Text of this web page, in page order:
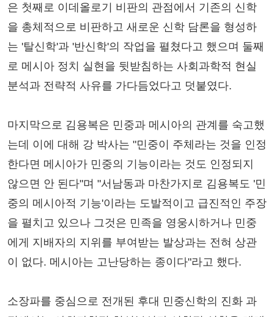
은 첫째로 이데올로기 비판의 관점에서 기존의 신학
을 총체적으로 비판하고 새로운 신학 담론을 형성하
는 '탈신학'과 '반신학'의 작업을 펼쳤다고 했으며 둘째
로 메시아 정치 실현을 뒷받침하는 사회과학적 현실
분석과 전략적 사유를 가다듬었다고 덧붙였다.
마지막으로 김용복은 민중과 메시아의 관계를 숙고했
는데 이에 대해 강 박사는 "민중이 주체라는 것을 인정
한다면 메시아가 민중의 기능이라는 것도 인정되지
않으면 안 된다"며 "서남동과 마찬가지로 김용복도 '민
중의 메시아적 기능'이라는 도발적이고 급진적인 주장
을 펼치고 있으나 그것은 민족을 영웅시하거나 민중
에게 지배자의 지위를 부여받는 발상과는 전혀 상관
이 없다. 메시아는 고난당하는 종이다"라고 했다.
소장파를 중심으로 전개된 후대 민중신학의 진화 과